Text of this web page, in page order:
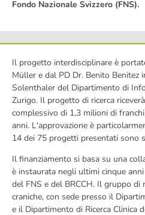
Fondo Nazionale Svizzero (FNS).
Il progetto interdisciplinare è
Müller e dal PD Dr. Benito Benitez
Solenthaler del Dipartimento di
Zurigo. Il progetto di ricerca
complessivo di 1,3 milioni di
anni. L'approvazione è
14 dei 75 progetti presentati sono
Il finanziamento si basa su una
è instaurata negli ultimi cinque
del FNS e del BRCCH. Il gruppo di
craniche, con sede presso il
e il Dipartimento di Ricerca Clinica